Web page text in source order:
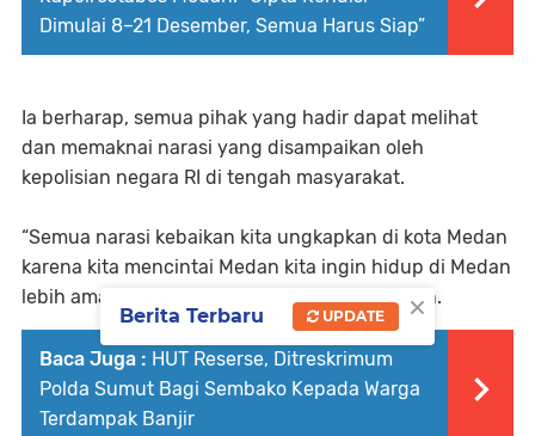
Dimulai 8–21 Desember, Semua Harus Siap”
Ia berharap, semua pihak yang hadir dapat melihat
dan memaknai narasi yang disampaikan oleh
kepolisian negara RI di tengah masyarakat.
“Semua narasi kebaikan kita ungkapkan di kota Medan
karena kita mencintai Medan kita ingin hidup di Medan
lebih aman lagi dan nyaman lagi,” tukas Gidion.
Baca Juga : HUT Reserse, Ditreskrimum
Polda Sumut Bagi Sembako Kepada Warga
Terdampak Banjir
×
Berita Terbaru UPDATE